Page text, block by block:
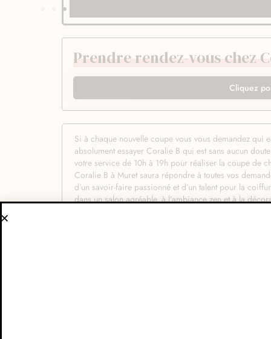
Prendre rendez-vous chez
Cliquez
Si à chaque nouvelle coupe vous vous demandez
absolument essayer Coralie B qui est sans aucun
votre service de 10h à 19h pour réaliser la coupe de
Coralie B à Muret saura répondre à toutes vos
d’un savoir-faire passionné et d’un talent pour la
dans un salon agréable, à l’ambiance zen et à la
professionnel. Que vous réserviez pour une coupe,
réaliser le moindre de vos souhaits pour votre plus
possible Coralie B n’utilise que des produits
coupe et la coloration réalisée que dans les conseils
savoir-faire de votre hôte pour mieux prendre soin
longtemps et facilement possible. Quelle que soit la